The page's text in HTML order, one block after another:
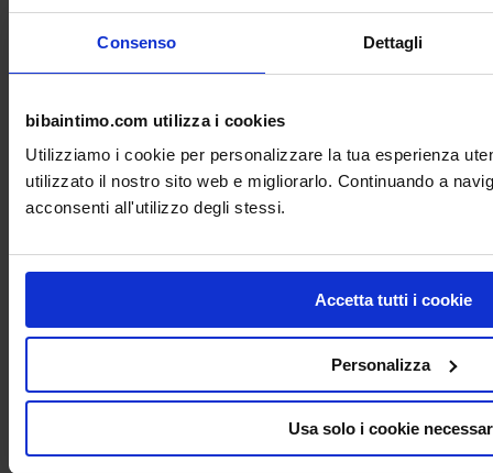
Consenso Dettagli
bibaintimo.com utilizza i cookies
Utilizziamo i cookie per personalizzare la tua esperienza
utilizzato il nostro sito web e migliorarlo. Continuando a
acconsenti all'utilizzo degli stessi.
Accetta tutti i cookie
Personalizza
Usa solo i cookie